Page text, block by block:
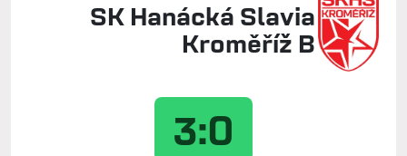
SK Hanácká Slavia
Kroměříž B
3:0